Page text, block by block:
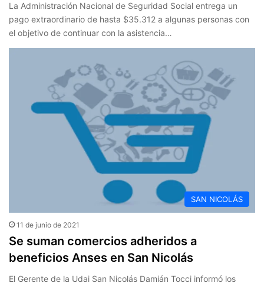
La Administración Nacional de Seguridad Social entrega un
pago extraordinario de hasta $35.312 a algunas personas con
el objetivo de continuar con la asistencia…
SAN NICOLÁS
11 de junio de 2021
Se suman comercios adheridos a
beneficios Anses en San Nicolás
El Gerente de la Udai San Nicolás Damián Tocci informó los